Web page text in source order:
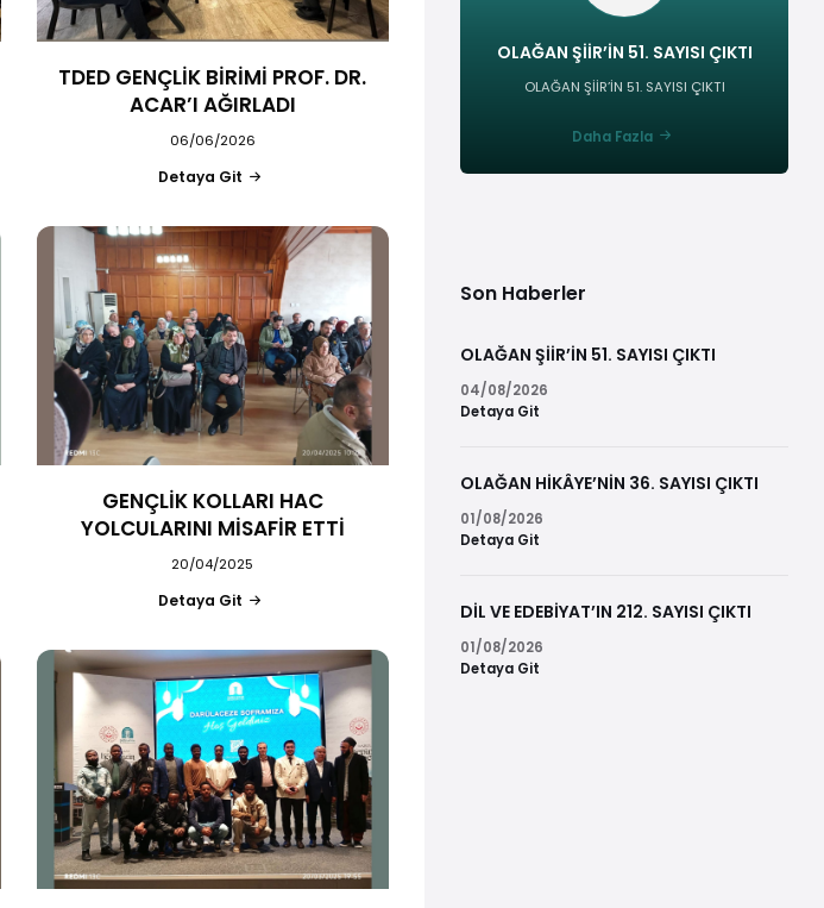
TDED GENÇLİK BİRİMİ PROF. DR.
ACAR’I AĞIRLADI
06/06/2026
Detaya Git
GENÇLİK KOLLARI HAC
YOLCULARINI MİSAFİR ETTİ
20/04/2025
Detaya Git
OLAĞAN ŞİİR’İN 51. SAYISI ÇIKTI
OLAĞAN ŞİİR’İN 51. SAYISI ÇIKTI
Daha Fazla
Son Haberler
OLAĞAN ŞİİR’İN 51. SAYISI ÇIKTI
04/08/2026
Detaya Git
OLAĞAN HİKÂYE’NİN 36. SAYISI ÇIKTI
01/08/2026
Detaya Git
DİL VE EDEBİYAT’IN 212. SAYISI ÇIKTI
01/08/2026
Detaya Git